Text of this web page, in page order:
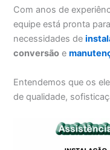
Com anos de
equipe está pronta
necessidades de
conversão e
Entendemos que os
de qualidade,